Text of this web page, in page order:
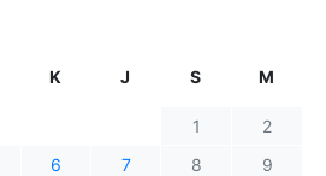
K J S M
1
2
6 7 8
9